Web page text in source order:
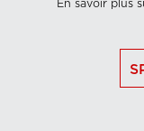
En savoir plus